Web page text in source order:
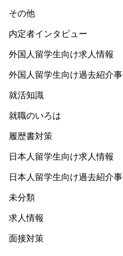
その他
内定者インタビュー
外国人留学生向け求人情報
外国人留学生向け過去紹介
就活知識
就職のいろは
履歴書対策
日本人留学生向け求人情報
日本人留学生向け過去紹介
未分類
求人情報
面接対策